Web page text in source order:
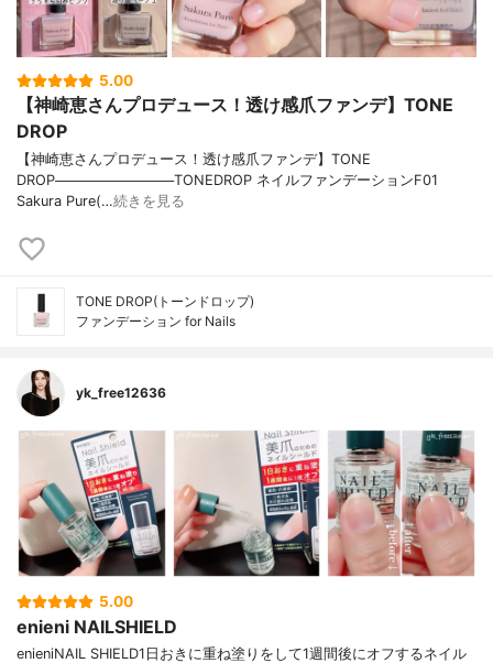
5.00
【神崎恵さんプロデュース！透け感爪ファンデ】TONE
DROP
【神崎恵さんプロデュース！透け感爪ファンデ】TONE
DROP────────────TONEDROP ネイルファンデーションF01
Sakura Pure(…続きを見る
TONE DROP(トーンドロップ)
ファンデーション for Nails
yk_free12636
5.00
enieni NAILSHIELD
enieniNAIL SHIELD⁡1日おきに重ね塗りをして1週間後にオフするネイル